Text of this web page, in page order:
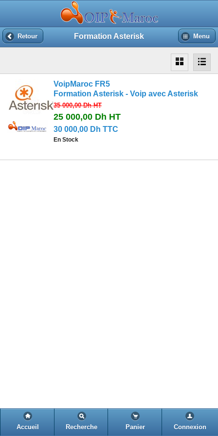
Retour Formation Asterisk Menu
VoipMaroc FR5
Formation Asterisk - Voip avec Asterisk
35 000,00 DhHT
25 000,00 Dh HT
30 000,00 Dh TTC
En Stock
Accueil Recherche Panier Connexion